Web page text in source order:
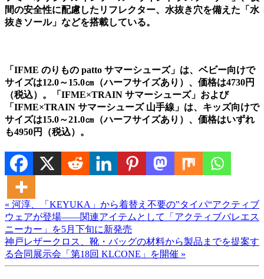
間の安全性に配慮したリフレクター、水抜き穴を備えた「水
抜きソール」などを搭載している。
「IFME のりもの patto サマーシューズ」は、ベビー向けで
サイズは12.0～15.0㎝（ハーフサイズあり）、価格は4730円
（税込）。「IFME×TRAIN サマーシューズ」および
「IFME×TRAIN サマーシューズ 山手線」は、キッズ向けで
サイズは15.0～21.0㎝（ハーフサイズあり）、価格はいずれ
も4950円（税込）。
« 河淳、「KEYUKA」から着替え不要の‟タイパ“アクティブ
ウェアが登場――関連アイテムとして「アクティブバレエス
ニーカー」を5月下旬に新発売
神戸レザークロス、靴・バッグの材料から製品までを提案す
る合同展示会「第18回 KLCONE」を開催 »